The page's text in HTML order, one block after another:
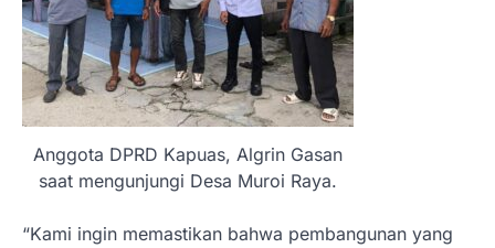
Anggota DPRD Kapuas, Algrin Gasan
saat mengunjungi Desa Muroi Raya.
“Kami ingin memastikan bahwa pembangunan yang